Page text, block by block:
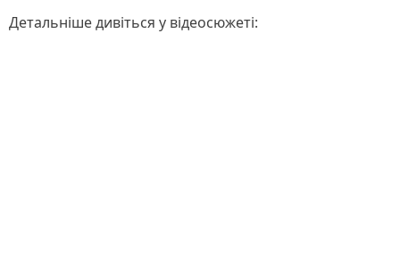
Детальніше дивіться у відеосюжеті: